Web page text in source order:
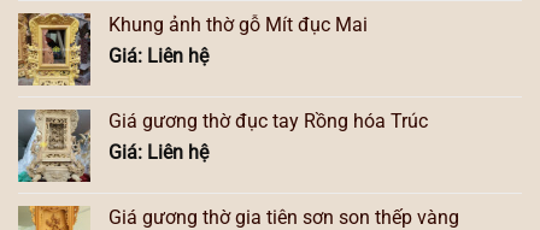
Khung ảnh thờ gỗ Mít đục Mai
Giá: Liên hệ
Giá gương thờ đục tay Rồng hóa Trúc
Giá: Liên hệ
Giá gương thờ gia tiên sơn son thếp vàng